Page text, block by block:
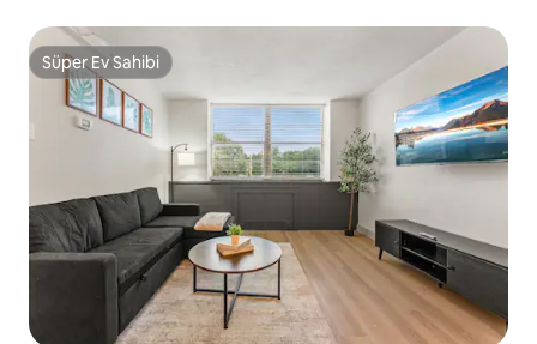
Süper Ev Sahibi
Süper Ev Sahibi